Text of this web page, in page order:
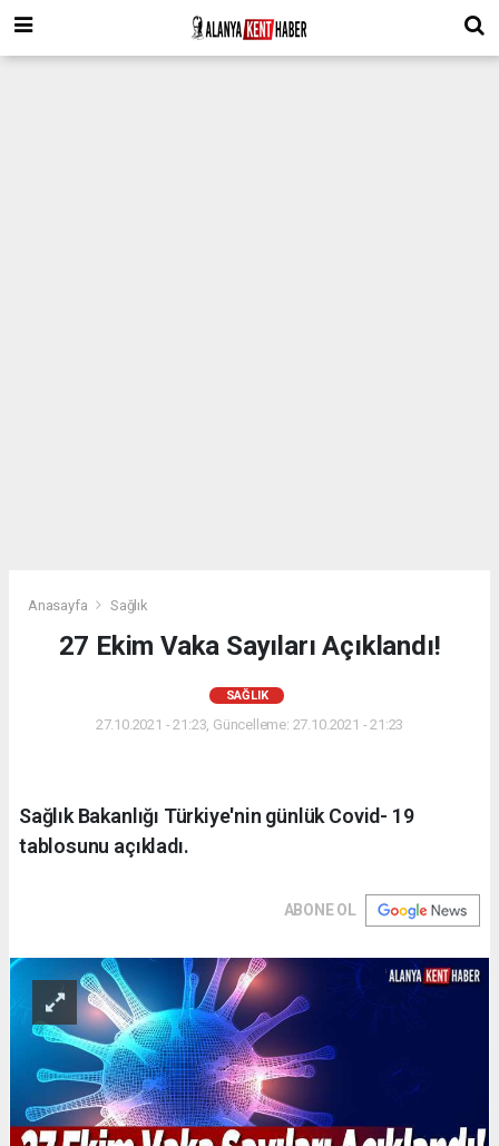
Anasayfa Sağlık
27 Ekim Vaka Sayıları Açıklandı!
SAĞLIK
27.10.2021 - 21:23, Güncelleme: 27.10.2021 - 21:23
Sağlık Bakanlığı Türkiye'nin günlük Covid- 19
tablosunu açıkladı.
ABONE OL